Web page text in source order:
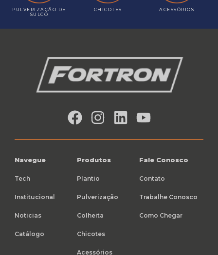
PULVERIZAÇÃO DE
SULCO
CHICOTES ACESSÓRIOS
Navegue
Tech
Institucional
Noticias
Catálogo
Produtos
Plantio
Pulverização
Colheita
Chicotes
Acessórios
Fale Conosco
Contato
Trabalhe Conosco
Como Chegar